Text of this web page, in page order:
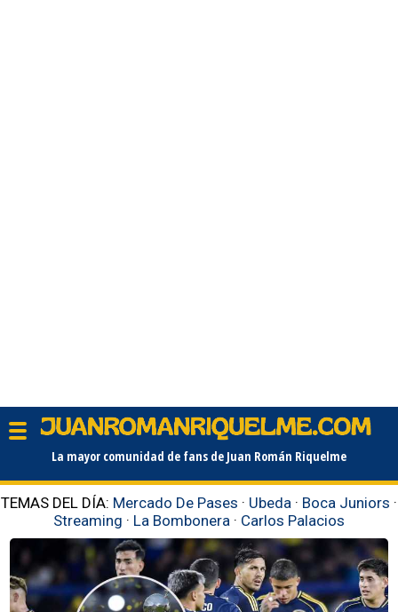
La mayor comunidad de fans de Juan Román Riquelme
TEMAS DEL DÍA: Mercado De Pases · Ubeda · Boca Juniors ·
Streaming · La Bombonera · Carlos Palacios